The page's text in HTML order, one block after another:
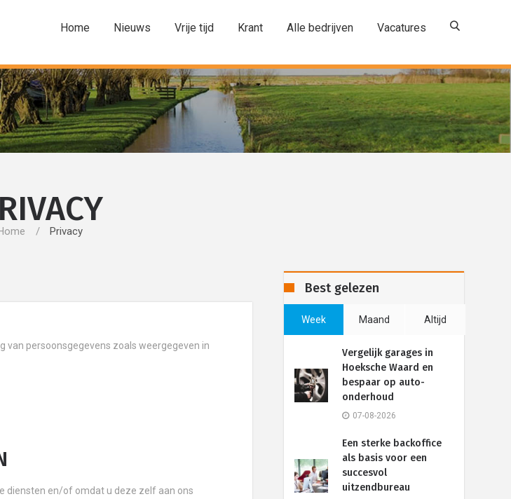
Home Nieuws Vrije tijd Krant Alle bedrijven Vacatures
Privacy
van persoonsgegevens zoals weergegeven in
diensten en/of omdat u deze zelf aan ons
Best gelezen
Week Maand Altijd
Vergelijk garages in
Hoeksche Waard en
bespaar op auto-
onderhoud
07-08-2026
Een sterke backoffice
als basis voor een
succesvol
uitzendbureau